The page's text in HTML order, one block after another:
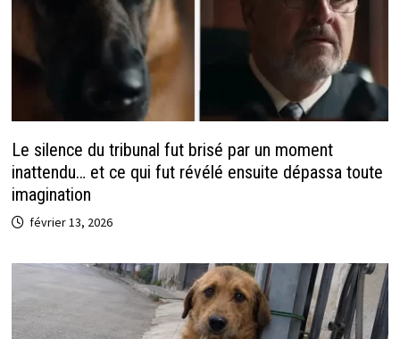
Le silence du tribunal fut brisé par un moment
inattendu… et ce qui fut révélé ensuite dépassa toute
imagination
février 13, 2026